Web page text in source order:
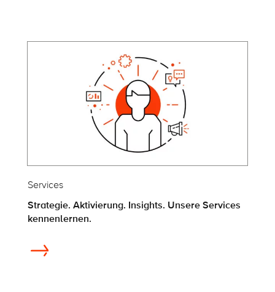
Services
Strategie. Aktivierung. Insights. Unsere Services
kennenlernen.